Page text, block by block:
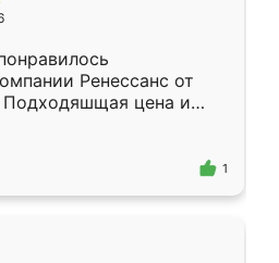
Ренессанс от
Подходяшщая цена и
Приехавший
Владислав
эскизу самый
1